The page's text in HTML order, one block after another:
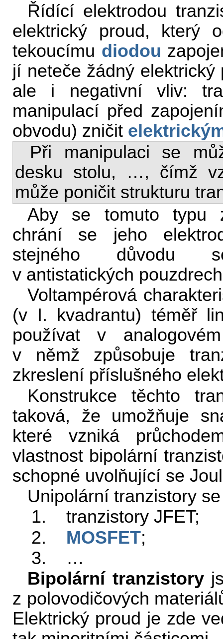
Řídící elektrodou
elektrický proud, který
tekoucímu diodou
jí neteče žádný
ale i negativní vliv:
manipulací před
obvodu) zničit
Při manipulaci se
desku stolu, …, čímž
může poničit strukturu
Aby se tomuto typu
chrání se jeho
stejného důvodu
v antistatických
Voltampérová
(v I. kvadrantu) téměř
používat v
v němž způsobuje
zkreslení příslušného
Konstrukce těchto
taková, že umožňuje
které vzniká
vlastnost bipolární
schopné uvolňující se
Unipolární tranzistory
1. tranzistory JFET;
2. MOSFET;
3. …
Bipolární tranzistory
z polovodičových
Elektrický proud je zde